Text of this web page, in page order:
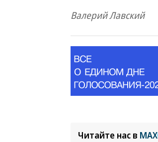
Валерий Лавский
Читайте нас в MAX